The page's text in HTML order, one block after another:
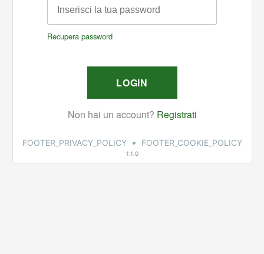
FOOTER_PRIVACY_POLICY • FOOTER_COOKIE_POLICY
1.1.0